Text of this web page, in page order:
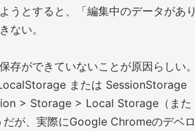
うとすると、「編集中のデータがあり
ない。
ができていないことが原因らしい。
または SessionStorage
> Storage > Local Storage（また
が、実際にGoogle Chromeのデベロ